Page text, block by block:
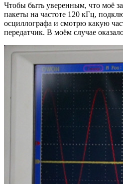
Чтобы быть уверенным, что моё
пакеты на частоте 120 кГц,
осциллографа и смотрю какую
передатчик. В моём случае